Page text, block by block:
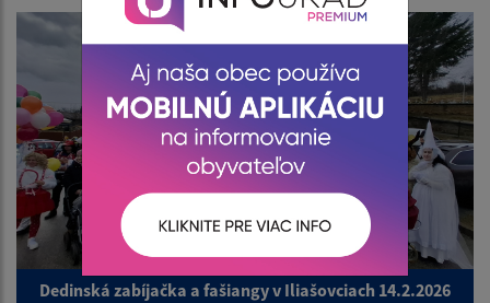
Dedinská zabíjačka a fašiangy v Iliašovciach 14.2.2026